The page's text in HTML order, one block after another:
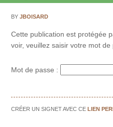
BYJBOISARD
Cette publication est protégée
voir, veuillez saisir votre mot
Mot de passe :
CRÉER UN SIGNET AVEC CELIEN